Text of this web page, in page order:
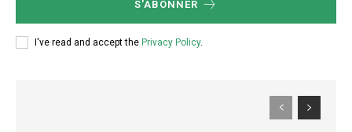
S'ABONNER
I've read and accept the Privacy Policy.